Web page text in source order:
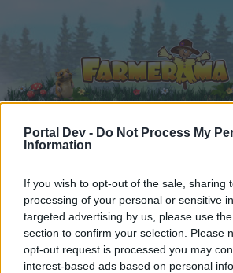
Portal Dev - Do Not Process My
Information
If you wish to opt-out of the sale, sharing
processing of your personal or sensitive
targeted advertising by us, please use
section to confirm your selection. Please
opt-out request is processed you may
interest-based ads based on personal
Главная Форум Уголок пользователя
Медиатека
Недавние записи